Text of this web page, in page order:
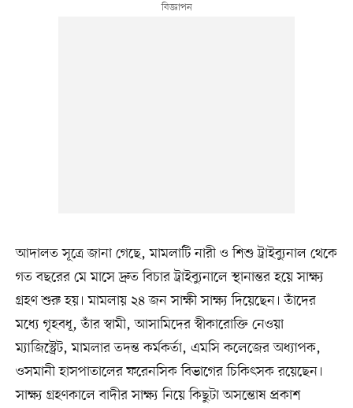
আদালত সূত্রে জানা গেছে, মামলাটি নারী ও শিশু ট্রাইব্যুনাল থেকে
গত বছরের মে মাসে দ্রুত বিচার ট্রাইব্যুনালে স্থানান্তর হয়ে সাক্ষ্য
গ্রহণ শুরু হয়। মামলায় ২৪ জন সাক্ষী সাক্ষ্য দিয়েছেন। তাঁদের
মধ্যে গৃহবধূ, তাঁর স্বামী, আসামিদের স্বীকারোক্তি নেওয়া
ম্যাজিস্ট্রেট, মামলার তদন্ত কর্মকর্তা, এমসি কলেজের অধ্যাপক,
ওসমানী হাসপাতালের ফরেনসিক বিভাগের চিকিৎসক রয়েছেন।
সাক্ষ্য গ্রহণকালে বাদীর সাক্ষ্য নিয়ে কিছুটা অসন্তোষ প্রকাশ